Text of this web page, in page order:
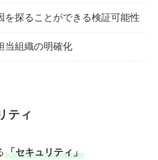
を探ることができる検証可能性
当組織の明確化
ティ
「セキュリティ」